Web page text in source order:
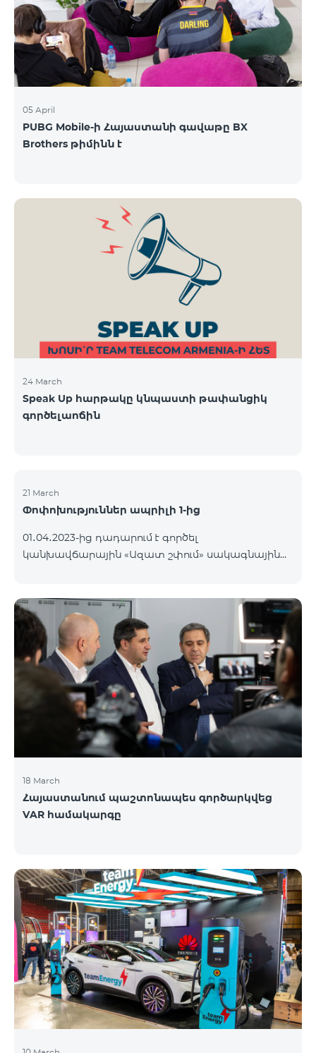
05 April
PUBG Mobile-ի Հայաստանի գավաթը BX
Brothers թիմինն է
24 March
Speak Up հարթակը կնպաստի թափանցիկ
գործելաոճին
21 March
Փոփոխություններ ապրիլի 1-ից
01․04․2023-ից դադարում է գործել
կանխավճարային «Ազատ շփում» սակագնային
կանխավճարային սակագնային փաթեթից՝
առաջին ամիսն անվճար, երկրորդ ամսից սկսած
ամսավճարը կկազմի 2900 դրամ։ Փաթեթի
պայմաններին կարող եք ծանոթանալ այստեղ։
18 March
Հայաստանում պաշտոնապես գործարկվեց
VAR համակարգը